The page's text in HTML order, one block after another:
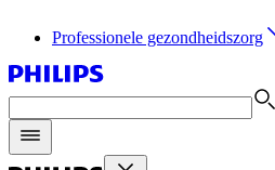
Professionele gezondheidszorg